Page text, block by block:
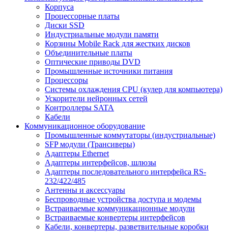
Корпуса
Процессорные платы
Диски SSD
Индустриальные модули памяти
Корзины Mobile Rack для жестких дисков
Объединительные платы
Оптические приводы DVD
Промышленные источники питания
Процессоры
Системы охлаждения CPU (кулер для компьютера)
Ускорители нейронных сетей
Контроллеры SATA
Кабели
Коммуникационное оборудование
Промышленные коммутаторы (индустриальные)
SFP модули (Трансиверы)
Адаптеры Ethernet
Адаптеры интерфейсов, шлюзы
Адаптеры последовательного интерфейса RS-
232/422/485
Антенны и аксессуары
Беспроводные устройства доступа и модемы
Встраиваемые коммуникационные модули
Встраиваемые конвертеры интерфейсов
Кабели, конвертеры, разветвительные коробки